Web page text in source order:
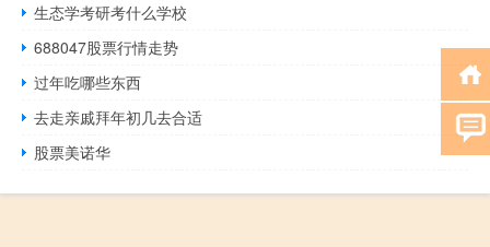
生态学考研考什么学校
688047股票行情走势
过年吃哪些东西
去走亲戚拜年初几去合适
股票美诺华